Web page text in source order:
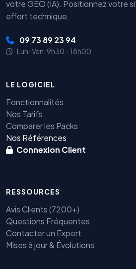
votre GEO (IA). Positionnez votre
effort technique.
09 73 89 23 94
Lun-Ven: 9h30 - 18h00
LE LOGICIEL
Fonctionnalités
Nos Tarifs
Comparer les Packs
Nos Références
Connexion Client
RESSOURCES
Avis Clients (7200+)
Questions Fréquentes
Contacter un Expert
Mises à jour & Évolutions